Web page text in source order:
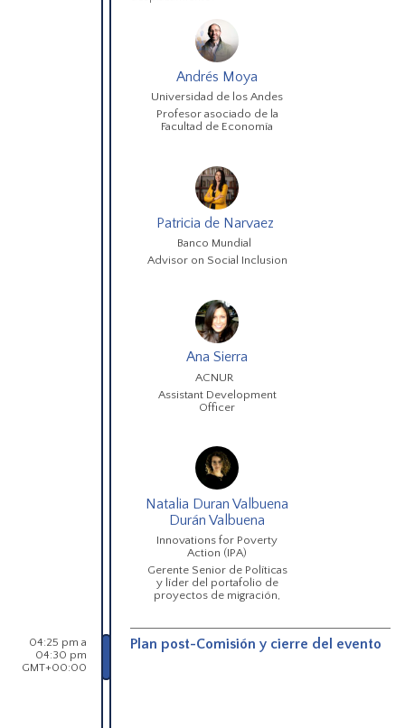
Andrés Moya
Universidad de los Andes
Profesor asociado de la
Facultad de Economía
Patricia de Narvaez
Banco Mundial
Advisor on Social Inclusion
Ana Sierra
ACNUR
Assistant Development
Officer
Natalia Duran Valbuena
Durán Valbuena
Innovations for Poverty
Action (IPA)
Gerente Senior de Políticas
y líder del portafolio de
proyectos de migración,
04:25 pm a
04:30 pm
GMT+00:00
Plan post-Comisión y cierre del evento